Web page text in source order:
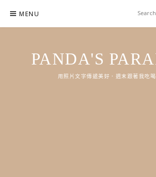
content
MENU
PANDA'S
用照片文字傳遞美好．週末跟著我吃